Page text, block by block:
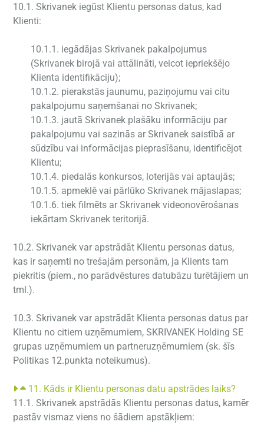
10.1. Skrivanek iegūst Klientu personas datus, kad
Klienti:
10.1.1. iegādājas Skrivanek pakalpojumus
(Skrivanek birojā vai attālināti, veicot iepriekšējo
Klienta identifikāciju);
10.1.2. pierakstās jaunumu, paziņojumu vai citu
pakalpojumu saņemšanai no Skrivanek;
10.1.3. jautā Skrivanek plašāku informāciju par
pakalpojumu vai sazinās ar Skrivanek saistībā ar
sūdzību vai informācijas pieprasīšanu, identificējot
Klientu;
10.1.4. piedalās konkursos, loterijās vai aptaujās;
10.1.5. apmeklē vai pārlūko Skrivanek mājaslapas;
10.1.6. tiek filmēts ar Skrivanek videonovērošanas
iekārtam Skrivanek teritorijā.
10.2. Skrivanek var apstrādāt Klientu personas datus,
kas ir saņemti no trešajām personām, ja Klients tam
piekritis (piem., no parādvēstures datubāzu turētājiem un
tml.).
10.3. Skrivanek var apstrādāt Klienta personas datus par
Klientu no citiem uzņēmumiem, SKRIVANEK Holding SE
grupas uzņēmumiem un partneruzņēmumiem (sk. šīs
Politikas 12.punkta noteikumus).
11. Kāds ir Klientu personas datu apstrādes laiks?
11.1. Skrivanek apstrādās Klientu personas datus, kamēr
pastāv vismaz viens no šādiem apstākļiem: